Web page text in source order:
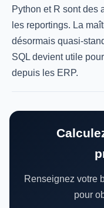
Python et R sont des
les reportings. La
désormais quasi-
SQL devient utile
depuis les ERP.
Renseignez votre
pour